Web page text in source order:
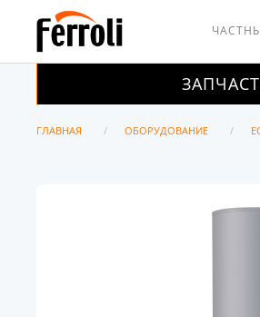
ГЛАВНАЯ ОБОРУДОВАНИЕ